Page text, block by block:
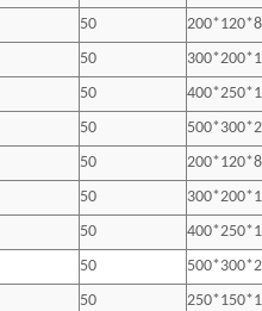
50
50
50
50
50
50
50
50
50